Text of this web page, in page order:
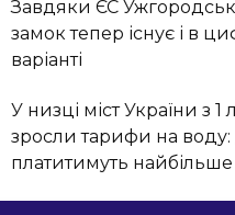
Завдяки ЄС
замок тепер існує і в
варіанті
У низці міст України з 1
зросли тарифи на воду:
платитимуть найбільше